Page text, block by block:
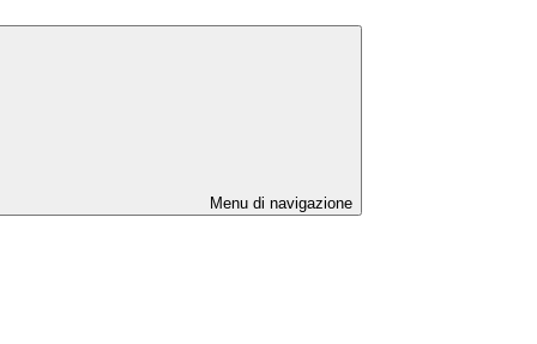
Menu di navigazione